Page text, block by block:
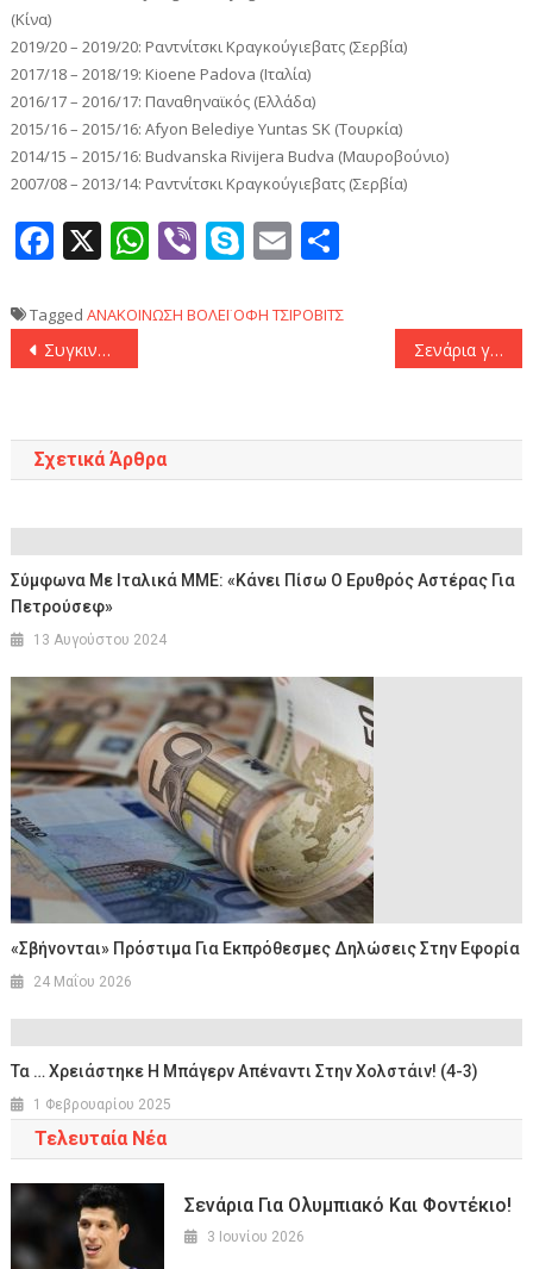
(Κίνα)
2019/20 – 2019/20: Ραντνίτσκι Κραγκούγιεβατς (Σερβία)
2017/18 – 2018/19: Kioene Padova (Ιταλία)
2016/17 – 2016/17: Παναθηναϊκός (Ελλάδα)
2015/16 – 2015/16: Afyon Belediye Yuntas SK (Τουρκία)
2014/15 – 2015/16: Budvanska Rivijera Budva (Μαυροβούνιο)
2007/08 – 2013/14: Ραντνίτσκι Κραγκούγιεβατς (Σερβία)
Facebook
X WhatsApp
ViberSkype
Email
Tagged ΑΝΑΚΟΙΝΩΣΗ ΒΟΛΕΪ ΟΦΗ ΤΣΙΡΟΒΙΤΣ
Πλοήγηση
Συγκινητικό το αντίο του Ζούμπκοφ στην Τραμπζονσπόρ: «Αυτή η ομάδα θα έχει πάντα μια ξεχωριστή θέση στην καρδιά μου» Σενάρια για Ολυμπιακό και Φοντέκιο!
Σχετικά Άρθρα
Σύμφωνα Με Ιταλικά ΜΜΕ: «Κάνει Πίσω Ο Ερυθρός Αστέρας Για
Πετρούσεφ»
13 Αυγούστου 2024
«Σβήνονται» Πρόστιμα Για Εκπρόθεσμες Δηλώσεις Στην Εφορία
24 Μαΐου 2026
Τα … Χρειάστηκε Η Μπάγερν Απέναντι Στην Χολστάιν! (4-3)
1 Φεβρουαρίου 2025
Τελευταία Νέα
Σενάρια Για Ολυμπιακό Και Φοντέκιο!
3 Ιουνίου 2026